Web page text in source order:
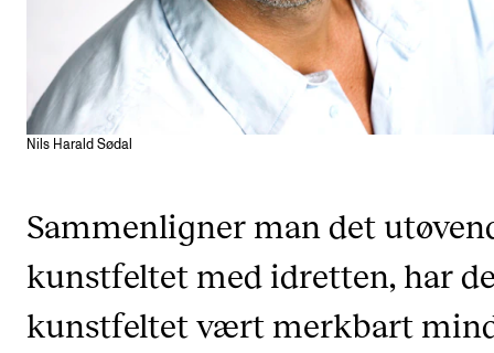
NordART
Prosjekter
Publikasjoner
INTERNASJONALT
Internasjonal strategi
Samarbeidsprosjekter
Nils Harald Sødal
Sammenligner man det
kunstfeltet med idretten, har
kunstfeltet vært merkbart